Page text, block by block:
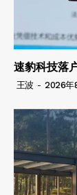
速豹科技落
王波 - 2026年